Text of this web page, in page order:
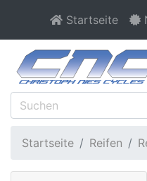
Startseite
Startseite Reifen